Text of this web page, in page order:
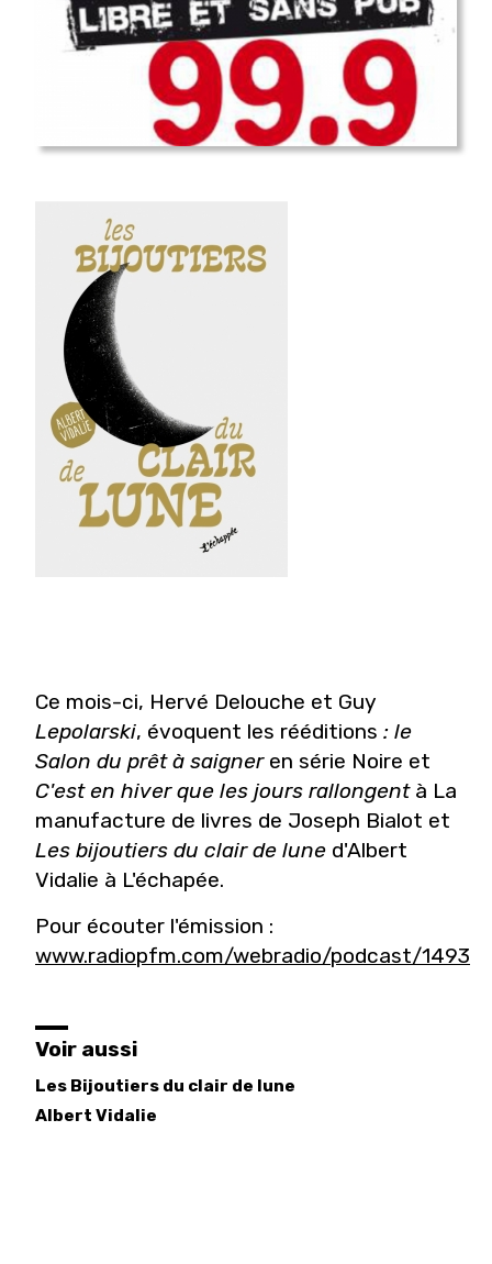
Ce mois-ci, Hervé Delouche et Guy
Lepolarski, évoquent les rééditions : le
Salon du prêt à saigneren série Noire et
C'est en hiver que les jours rallongent à La
manufacture de livres de Joseph Bialot et
Les bijoutiers du clair de lune d'Albert
Vidalie à L'échapée.
Pour écouter l'émission :
www.radiopfm.com/webradio/podcast/1493
Voir aussi
Les Bijoutiers du clair de lune
Albert Vidalie